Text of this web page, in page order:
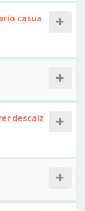
casua
descalz